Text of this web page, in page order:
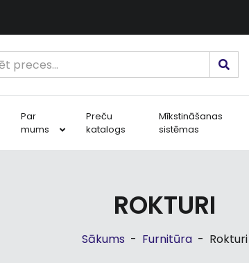
Par
mums
Preču
katalogs
Mīkstināšanas
sistēmas
ROKTURI
Sākums - Furnitūra - Rokturi